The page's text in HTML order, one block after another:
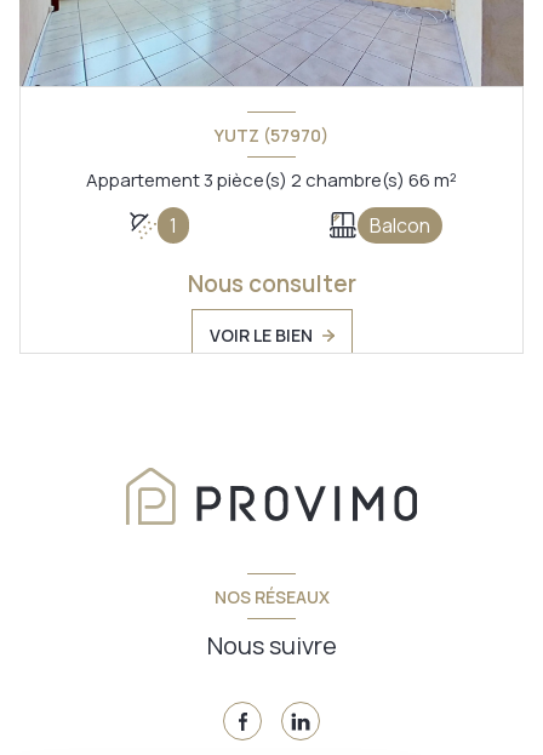
YUTZ (57970)
Appartement 3 pièce(s) 2 chambre(s) 66 m²
1 Balcon
Nous consulter
VOIR LE BIEN
NOS RÉSEAUX
Nous suivre